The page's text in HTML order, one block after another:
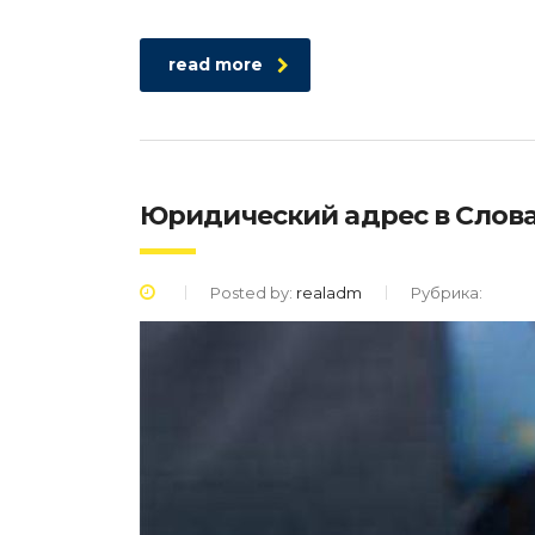
read more
Юридический адрес в
Posted by: realadm Рубрика: